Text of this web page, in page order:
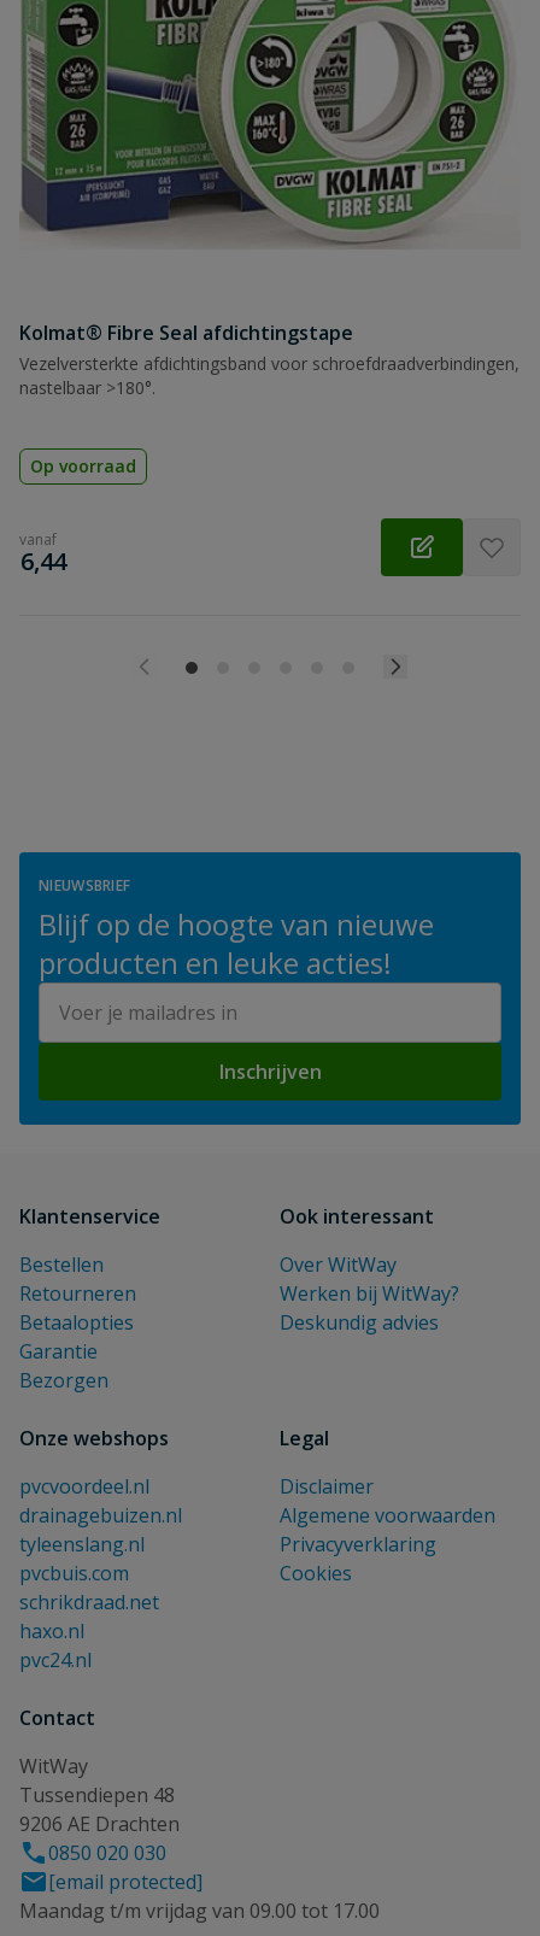
Kolmat® Fibre Seal afdichtingstape
Vezelversterkte afdichtingsband voor schroefdraadverbindingen,
nastelbaar >180°.
Op voorraad
vanaf
€
6,44
NIEUWSBRIEF
Blijf op de hoogte van nieuwe
producten en leuke acties!
Inschrijven
Klantenservice
Bestellen
Retourneren
Betaalopties
Garantie
Bezorgen
Ook interessant
Over WitWay
Werken bij WitWay?
Deskundig advies
Onze webshops
pvcvoordeel.nl
drainagebuizen.nl
tyleenslang.nl
pvcbuis.com
schrikdraad.net
haxo.nl
pvc24.nl
Legal
Disclaimer
Algemene voorwaarden
Privacyverklaring
Cookies
Contact
WitWay
Tussendiepen 48
9206 AE Drachten
0850 020 030
[email protected]
Maandag t/m vrijdag van 09.00 tot 17.00